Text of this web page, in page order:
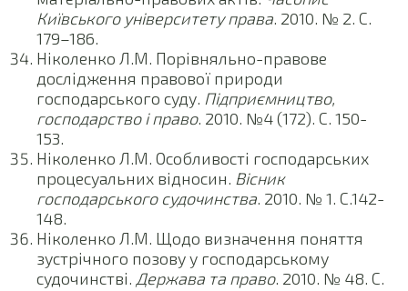
Київського університету права. 2010. № 2. С.
179–186.
Ніколенко Л.М. Порівняльно-правове
дослідження правової природи
господарського суду. Підприємництво,
господарство і право. 2010. №4 (172). С. 150-
153.
Ніколенко Л.М. Особливості господарських
процесуальних відносин. Вісник
господарського судочинства. 2010. № 1. С.142-
148.
Ніколенко Л.М. Щодо визначення поняття
зустрічного позову у господарському
судочинстві. Держава та право. 2010. № 48. С.